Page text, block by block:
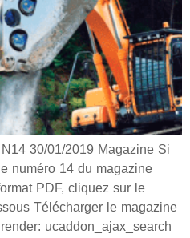
30/01/2019 Magazine Si
numéro 14 du magazine
PDF, cliquez sur le
Télécharger le magazine
ucaddon_ajax_search